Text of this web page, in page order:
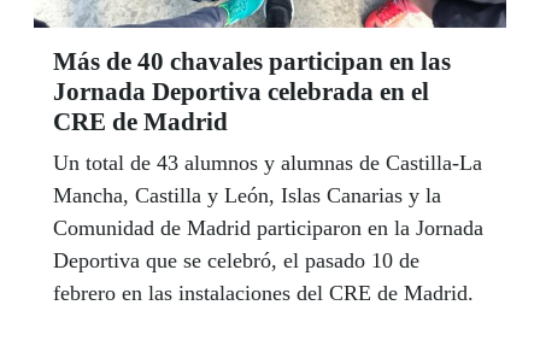
Más de 40 chavales participan en las
Jornada Deportiva celebrada en el
CRE de Madrid
Un total de 43 alumnos y alumnas de Castilla-La
Mancha, Castilla y León, Islas Canarias y la
Comunidad de Madrid participaron en la Jornada
Deportiva que se celebró, el pasado 10 de
febrero en las instalaciones del CRE de Madrid.